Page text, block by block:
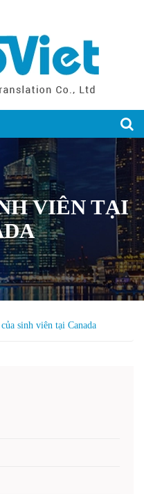
VIÊN TẠI
sinh viên tại Canada